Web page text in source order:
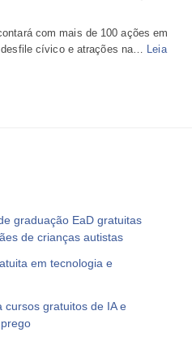
com mais de 100 ações em
cívico e atrações na…
Leia
graduação EaD gratuitas
de crianças autistas
em tecnologia e
cursos gratuitos de IA e